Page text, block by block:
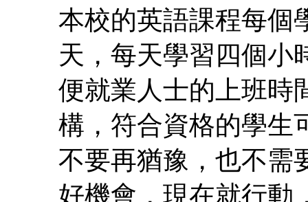
本校的英語課程每個
天，每天學習四個小
便就業人士的上班時
構，符合資格的學生
不要再猶豫，也不需
好機會，現在就行動